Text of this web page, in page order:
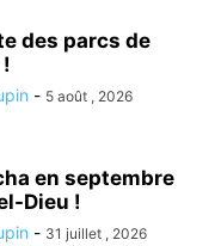
des parcs de
- 5 août , 2026
en septembre
Dieu !
- 31 juillet , 2026